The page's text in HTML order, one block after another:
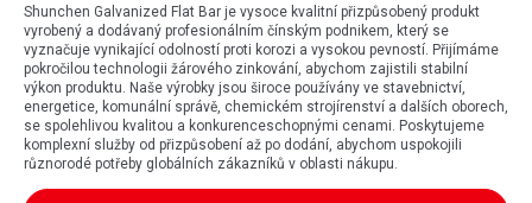
Shunchen Galvanized Flat Bar je vysoce kvalitní přizpůsobený produkt
vyrobený a dodávaný profesionálním čínským podnikem, který se
vyznačuje vynikající odolností proti korozi a vysokou pevností. Přijímáme
pokročilou technologii žárového zinkování, abychom zajistili stabilní
výkon produktu. Naše výrobky jsou široce používány ve stavebnictví,
energetice, komunální správě, chemickém strojírenství a dalších oborech,
se spolehlivou kvalitou a konkurenceschopnými cenami. Poskytujeme
komplexní služby od přizpůsobení až po dodání, abychom uspokojili
různorodé potřeby globálních zákazníků v oblasti nákupu.